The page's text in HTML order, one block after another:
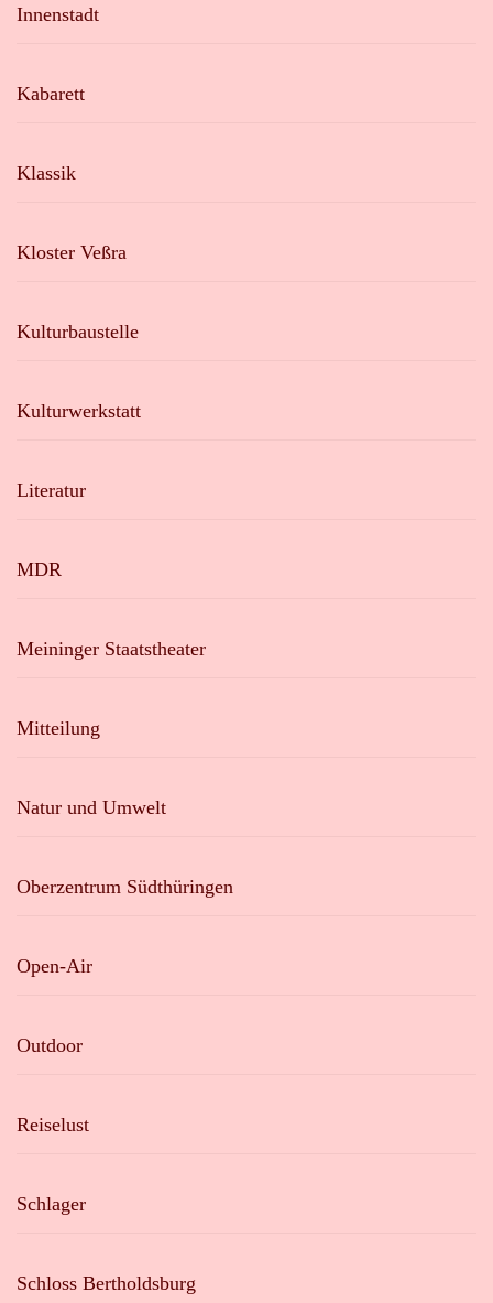
Innenstadt
Kabarett
Klassik
Kloster Veßra
Kulturbaustelle
Kulturwerkstatt
Literatur
MDR
Meininger Staatstheater
Mitteilung
Natur und Umwelt
Oberzentrum Südthüringen
Open-Air
Outdoor
Reiselust
Schlager
Schloss Bertholdsburg